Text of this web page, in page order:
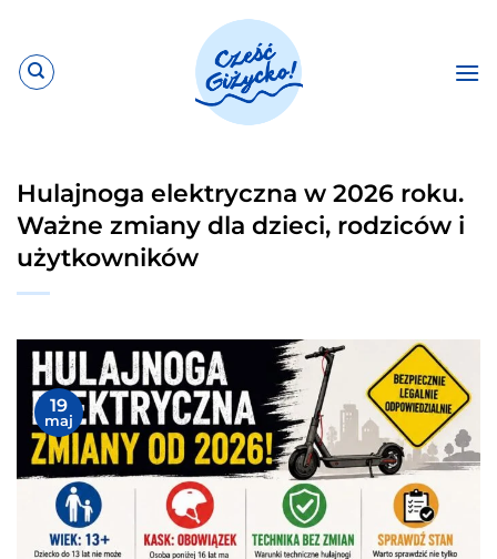
zawartości
Hulajnoga elektryczna w 2026 roku.
Ważne zmiany dla dzieci, rodziców i
użytkowników
19
maj